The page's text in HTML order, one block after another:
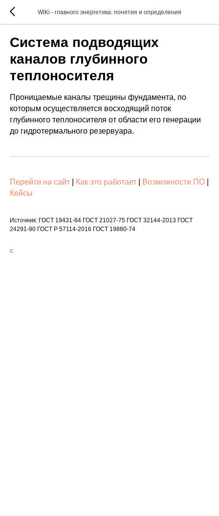
WiKi - главного энергетика: понятия и определения
Система подводящих
каналов глубинного
теплоносителя
Проницаемые каналы трещины фундамента, по
которым осуществляется восходящий поток
глубинного теплоносителя от области его генерации
до гидротермального резервуара.
Перейти на сайт Как это работает Возможности ПО
Кейсы
Источник: ГОСТ 19431-84 ГОСТ 21027-75 ГОСТ 32144-2013 ГОСТ
24291-90 ГОСТ Р 57114-2016 ГОСТ 19880-74
С